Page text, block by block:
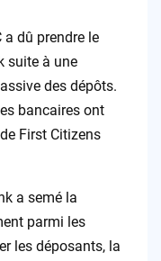
a dû prendre le
suite à une
des dépôts.
bancaires ont
First Citizens
a semé la
parmi les
les déposants, la